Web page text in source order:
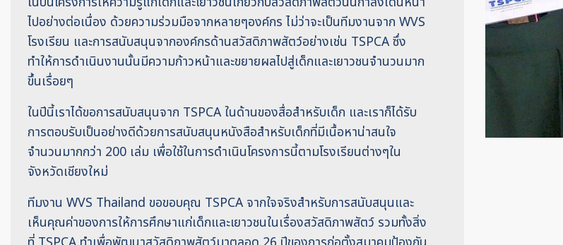
ไปอย่างต่อเนื่อง ด้วยความร่วมมือจากหลายๆองค์กร ไม่ว่าจะเป็นทีมงานจาก WVS
โรงเรียน และการสนับสนุนจากองค์กรด้านสวัสดิภาพสัตว์อย่างเช่น TSPCA ซึ่ง
ทำให้การดำเนินงานนั้นมีความก้าวหน้าและขยายผลไปสู่เด็กและเยาวชนจำนวนมาก
ขึ้นเรื่อยๆ
ในปีนี้เราได้ขอการสนับสนุนจาก TSPCA ในด้านของสื่อสำหรับเด็ก และเราก็ได้รับ
การตอบรับเป็นอย่างดีด้วยการสนับสนุนหนังสือสำหรับเด็กที่มีเนื้อหาน่าสนใจ
จำนวนมากกว่า 200 เล่ม เพื่อใช้ในการดำเนินโครงการนี้ตามโรงเรียนต่างๆใน
จังหวัดเชียงใหม่
ทีมงาน WVS Thailand ขอขอบคุณ TSPCA จากใจจริงสำหรับการสนับสนุนและ
เห็นคุณค่าของการให้การศึกษาแก่เด็กและเยาวชนในเรื่องสวัสดิภาพสัตว์ รวมทั้งสิ่ง